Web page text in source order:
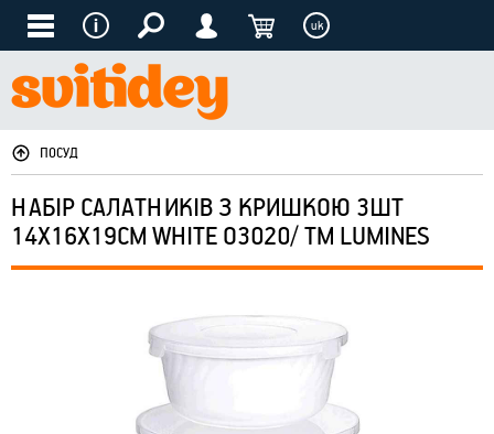
uk
ПОСУД
НАБІР САЛАТНИКІВ З КРИШКОЮ 3ШТ
14Х16Х19СМ WHITE O3020/ ТМ LUMINES